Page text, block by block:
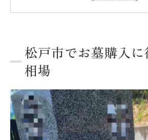
お墓購入で知っておきた
松戸市の墓石選びで後悔し
ント
墓石建立を考えるなら知って
松戸市でお墓購入から建
墓石建立前に必要な書類
松戸市でお墓購入
相場